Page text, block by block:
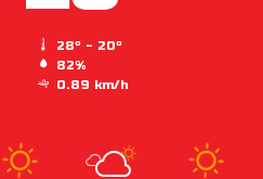
28º - 20º
82%
0.89 km/h